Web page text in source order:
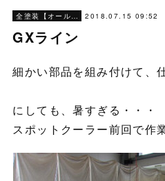
全塗装【オールペン】 2018.07.15 09:52
GXライン
細かい部品を組み付けて、
にしても、暑すぎる・・・
スポットクーラー前回で作